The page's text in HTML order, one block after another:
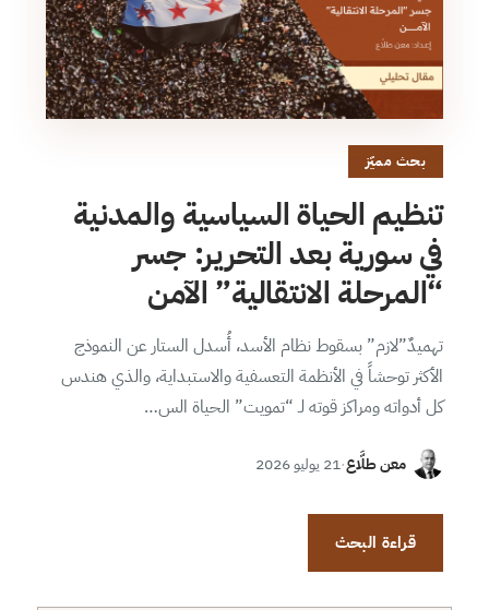
بحث مميّز
تنظيم الحياة السياسية والمدنية
في سورية بعد التحرير: جسر
“المرحلة الانتقالية” الآمن
تهميدٌ”لازم” بسقوط نظام الأسد، أُسدل الستار عن النموذج
الأكثر توحشاً في الأنظمة التعسفية والاستبداية، والذي هندس
كل أدواته ومراكز قوته لـ “تمويت” الحياة الس…
معن طلَّاع·21 يوليو 2026
قراءة البحث